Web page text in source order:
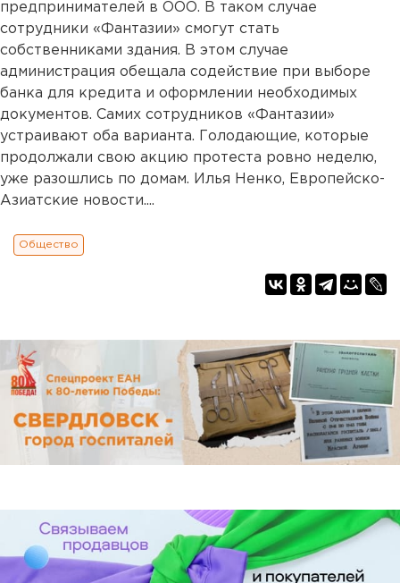
предпринимателей в ООО. В таком случае
сотрудники «Фантазии» смогут стать
собственниками здания. В этом случае
администрация обещала содействие при выборе
банка для кредита и оформлении необходимых
документов. Самих сотрудников «Фантазии»
устраивают оба варианта. Голодающие, которые
продолжали свою акцию протеста ровно неделю,
уже разошлись по домам. Илья Ненко, Европейско-
Азиатские новости....
Общество